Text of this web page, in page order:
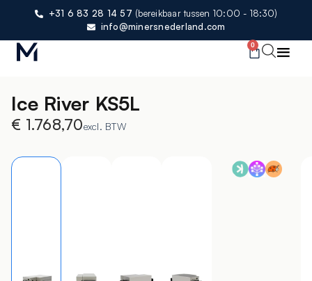
+31 6 83 28 14 57 (bereikbaar tussen 10:00 - 18:30)
info@minersnederland.com
0
Ice River KS5L
€ 1.768,70excl. BTW